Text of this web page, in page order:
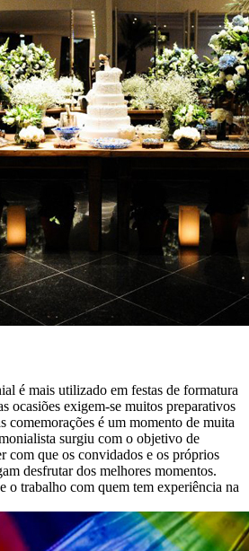
é mais utilizado em festas de formatura
ocasiões exigem-se muitos preparativos
comemorações é um momento de muita
surgiu com o objetivo de
com que os convidados e os próprios
desfrutar dos melhores momentos.
o trabalho com quem tem experiência na